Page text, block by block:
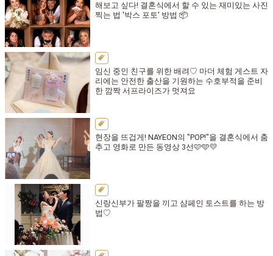
해보고 싶다! 결혼식에서 할 수 있는 재미있는 사진
찍는 법 '박스 포토' 방법 📦
임신 중인 친구를 위한 배려♡ 마더 체험 게스트 자
리에는 안전한 출산을 기원하는 수호부적을 준비
한 깜짝 서프라이즈가 멋져요
현장을 뜨겁게! NAYEON의 "POP!"을 결혼식에서 춤
추고 영화로 만든 동영상 3선🩷🩵💛
신랑신부가 팔짱을 끼고 샴페인 토스트를 하는 방
법♡